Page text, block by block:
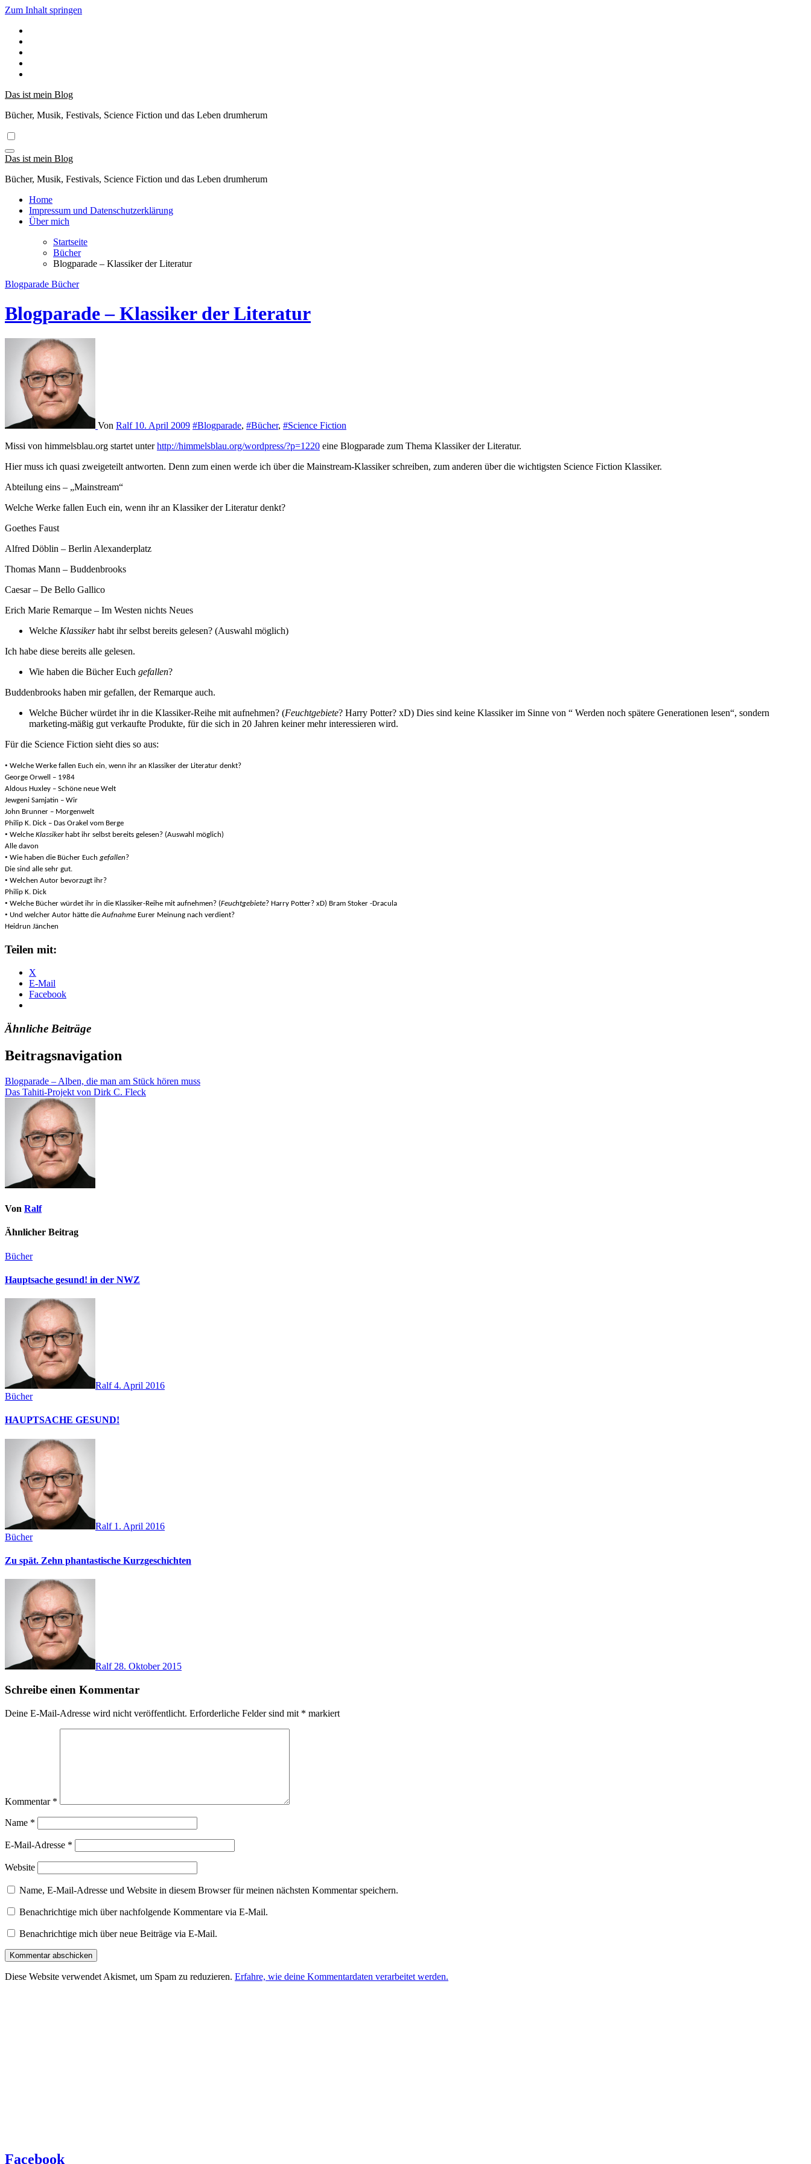
Zum Inhalt springen
Das ist mein Blog
Bücher, Musik, Festivals, Science Fiction und das Leben drumherum
Das ist mein Blog
Bücher, Musik, Festivals, Science Fiction und das Leben drumherum
Home
Impressum und Datenschutzerklärung
Über mich
Startseite
Bücher
Blogparade – Klassiker der Literatur
Blogparade Bücher
Blogparade – Klassiker der Literatur
Von Ralf 10. April 2009 #Blogparade, #Bücher, #Science Fiction
Missi von himmelsblau.org startet unterhttp://himmelsblau.org/wordpress/?p=1220 eine Blogparade zum Thema Klassiker der Literatur.
Hier muss ich quasi zweigeteilt antworten. Denn zum einen werde ich über die Mainstream-Klassiker schreiben, zum anderen über die wichtigsten Science Fiction Klassiker.
Abteilung eins – „Mainstream“
Welche Werke fallen Euch ein, wenn ihr an Klassiker der Literatur denkt?
Goethes Faust
Alfred Döblin – Berlin Alexanderplatz
Thomas Mann – Buddenbrooks
Caesar – De Bello Gallico
Erich Marie Remarque – Im Westen nichts Neues
Welche Klassikerhabt ihr selbst bereits gelesen? (Auswahl möglich)
Ich habe diese bereits alle gelesen.
Wie haben die Bücher Euch gefallen?
Buddenbrooks haben mir gefallen, der Remarque auch.
Welche Bücher würdet ihr in die Klassiker-Reihe mit aufnehmen? (Feuchtgebiete? Harry Potter? xD) Dies sind keine Klassiker im Sinne von “ Werden noch spätere Generationen lesen“, sondern
marketing-mäßig gut verkaufte Produkte, für die sich in 20 Jahren keiner mehr interessieren wird.
Für die Science Fiction sieht dies so aus:
• Welche Werke fallen Euch ein, wenn ihr an Klassiker der Literatur denkt?
George Orwell – 1984
Aldous Huxley – Schöne neue Welt
Jewgeni Samjatin – Wir
John Brunner – Morgenwelt
Philip K. Dick – Das Orakel vom Berge
• Welche Klassikerhabt ihr selbst bereits gelesen? (Auswahl möglich)
Alle davon
• Wie haben die Bücher Euch gefallen?
Die sind alle sehr gut.
• Welchen Autor bevorzugt ihr?
Philip K. Dick
• Welche Bücher würdet ihr in die Klassiker-Reihe mit aufnehmen? (Feuchtgebiete? Harry Potter? xD) Bram Stoker -Dracula
• Und welcher Autor hätte dieAufnahme Eurer Meinung nach verdient?
Heidrun Jänchen
Teilen mit:
X
E-Mail
Facebook
Ähnliche Beiträge
Beitragsnavigation
Blogparade – Alben, die man am Stück hören muss
Das Tahiti-Projekt von Dirk C. Fleck
Von Ralf
Ähnlicher Beitrag
Bücher
Hauptsache gesund! in der NWZ
Ralf4. April 2016
Bücher
HAUPTSACHE GESUND!
Ralf 1. April 2016
Bücher
Zu spät. Zehn phantastische Kurzgeschichten
Ralf 28. Oktober 2015
Schreibe einen Kommentar
Deine E-Mail-Adresse wird nicht veröffentlicht. Erforderliche Felder sind mit * markiert
Kommentar *
Name *
E-Mail-Adresse *
Website
Name, E-Mail-Adresse und Website in diesem Browser für meinen nächsten Kommentar speichern.
Benachrichtige mich über nachfolgende Kommentare via E-Mail.
Benachrichtige mich über neue Beiträge via E-Mail.
Diese Website verwendet Akismet, um Spam zu reduzieren. Erfahre, wie deine Kommentardaten verarbeitet werden.
Facebook